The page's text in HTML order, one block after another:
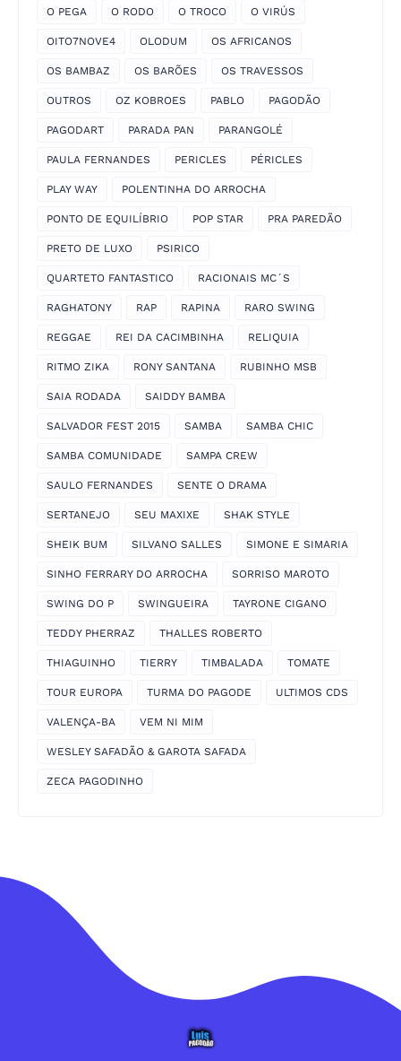
O PEGA O RODO O TROCO O VIRÚS
OITO7NOVE4 OLODUM OS AFRICANOS
OS BAMBAZ OS BARÕES OS TRAVESSOS
OUTROS OZ KOBROES PABLO PAGODÃO
PAGODART PARADA PAN PARANGOLÉ
PAULA FERNANDES PERICLES PÉRICLES
PLAY WAY POLENTINHA DO ARROCHA
PONTO DE EQUILÍBRIO POP STAR PRA PAREDÃO
PRETO DE LUXO PSIRICO
QUARTETO FANTASTICO RACIONAIS MC´S
RAGHATONY RAP RAPINA RARO SWING
REGGAE REI DA CACIMBINHA RELIQUIA
RITMO ZIKA RONY SANTANA RUBINHO MSB
SAIA RODADA SAIDDY BAMBA
SALVADOR FEST 2015 SAMBA SAMBA CHIC
SAMBA COMUNIDADE SAMPA CREW
SAULO FERNANDES SENTE O DRAMA
SERTANEJO SEU MAXIXE SHAK STYLE
SHEIK BUM SILVANO SALLES SIMONE E SIMARIA
SINHO FERRARY DO ARROCHA SORRISO MAROTO
SWING DO P SWINGUEIRA TAYRONE CIGANO
TEDDY PHERRAZ THALLES ROBERTO
THIAGUINHO TIERRY TIMBALADA TOMATE
TOUR EUROPA TURMA DO PAGODE ULTIMOS CDS
VALENÇA-BA VEM NI MIM
WESLEY SAFADÃO & GAROTA SAFADA
ZECA PAGODINHO